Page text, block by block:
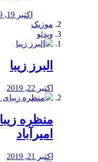
اکتبر 19, 2019
موزیک
ویدئو
البرز زیبا
اکتبر 22, 2019
منظره‌‌
امیرآباد
اکتبر 21, 2019